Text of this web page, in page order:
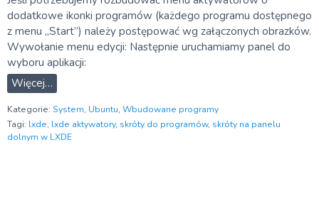
dodatkowe ikonki programów (każdego programu dostępnego
z menu „Start”) należy postępować wg załączonych obrazków.
Wywołanie menu edycji: Następnie uruchamiamy panel do
wyboru aplikacji:
Więcej…
Kategorie: System, Ubuntu, Wbudowane programy
Tagi: lxde, lxde aktywatory, skróty do programów, skróty na panelu
dolnym w LXDE